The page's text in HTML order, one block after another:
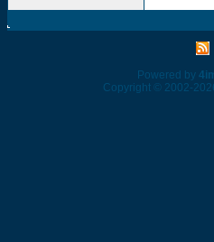
Powered by
Copyright © 2002-